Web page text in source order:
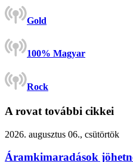
Gold
100% Magyar
Rock
A rovat további cikkei
2026. augusztus 06., csütörtök
Áramkimaradások